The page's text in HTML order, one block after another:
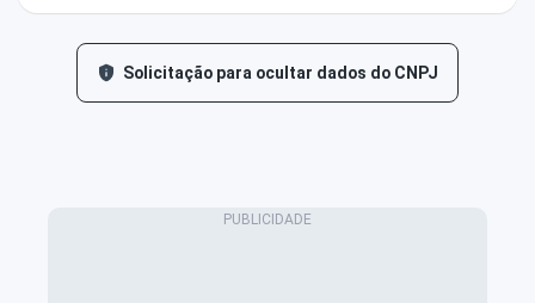
Solicitação para ocultar dados do CNPJ